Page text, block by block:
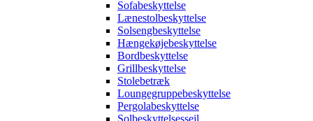
Sofabeskyttelse
Lænestolbeskyttelse
Solsengbeskyttelse
Hængekøjebeskyttelse
Bordbeskyttelse
Grillbeskyttelse
Stolebetræk
Loungegruppebeskyttelse
Pergolabeskyttelse